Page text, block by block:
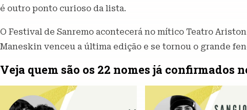
é outro ponto curioso da lista.
O Festival de Sanremo acontecerá no mítico Teatro
Maneskin venceu a última edição e se tornou o grande
Veja quem são os 22 nomes já confirmados